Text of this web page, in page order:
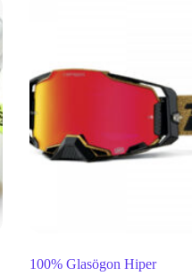
100% Glasögon Hiper